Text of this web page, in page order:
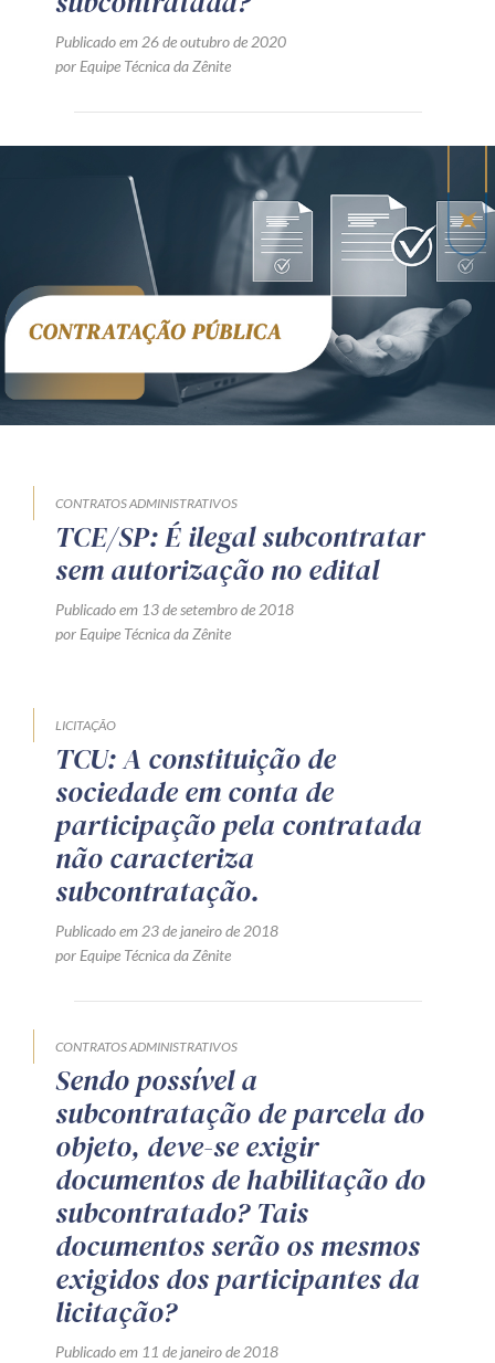
Publicado em 26 de outubro de 2020
por Equipe Técnica da Zênite
CONTRATOS ADMINISTRATIVOS
TCE/SP: É ilegal subcontratar
sem autorização no edital
Publicado em 13 de setembro de 2018
por Equipe Técnica da Zênite
LICITAÇÃO
TCU: A constituição de
sociedade em conta de
participação pela contratada
não caracteriza
subcontratação.
Publicado em 23 de janeiro de 2018
por Equipe Técnica da Zênite
CONTRATOS ADMINISTRATIVOS
Sendo possível a
subcontratação de parcela do
objeto, deve-se exigir
documentos de habilitação do
subcontratado? Tais
documentos serão os mesmos
exigidos dos participantes da
licitação?
Publicado em 11 de janeiro de 2018